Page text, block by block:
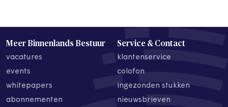
Meer Binnenlands Bestuur
vacatures
events
whitepapers
abonnementen
Service & Contact
klantenservice
colofon
ingezonden stukken
nieuwsbrieven